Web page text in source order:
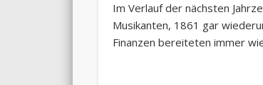
Im Verlauf der nächsten
Musikanten, 1861 gar
Finanzen bereiteten immer